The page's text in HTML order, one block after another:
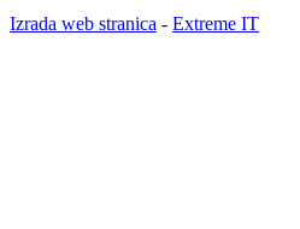
Izrada web stranica - Extreme IT